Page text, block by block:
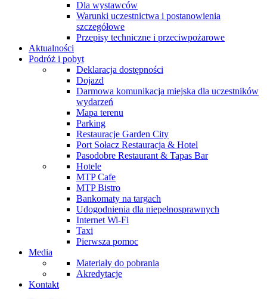
Dla wystawców
Warunki uczestnictwa i postanowienia
szczegółowe
Przepisy techniczne i przeciwpożarowe
Aktualności
Podróż i pobyt
Deklaracja dostępności
Dojazd
Darmowa komunikacja miejska dla uczestników
wydarzeń
Mapa terenu
Parking
Restauracje Garden City
Port Sołacz Restauracja & Hotel
Pasodobre Restaurant & Tapas Bar
Hotele
MTP Cafe
MTP Bistro
Bankomaty na targach
Udogodnienia dla niepełnosprawnych
Internet Wi-Fi
Taxi
Pierwsza pomoc
Media
Materiały do pobrania
Akredytacje
Kontakt